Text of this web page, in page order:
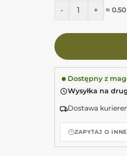
ilość EQUIPE Hanoi
≈
Dostępny z
Wysyłka na
Dostawa
ZAPYTAJ O